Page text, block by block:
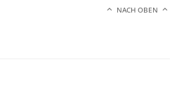
NACH OBEN